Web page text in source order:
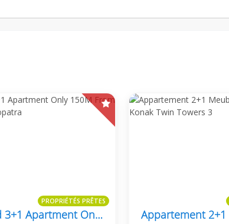
PROPRIÉTÉS PRÊTES
Furnished 3+1 Apartment Only 150M From The Sea In Cleopatra